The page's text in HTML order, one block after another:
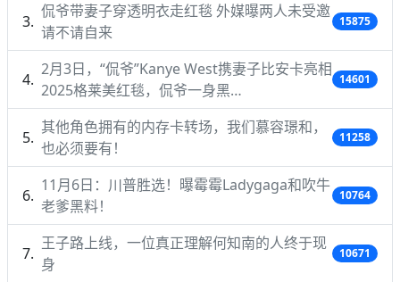
侃爷带妻子穿透明衣走红毯 外媒曝两人未受邀
请不请自来
15875
2月3日，“侃爷”Kanye West携妻子比安卡亮相
2025格莱美红毯，侃爷一身黑…
14601
其他角色拥有的内存卡转场，我们慕容璟和，
也必须要有！
11258
11月6日：川普胜选！曝霉霉Ladygaga和吹牛
老爹黑料！
10764
王子路上线，一位真正理解何知南的人终于现
身
10671